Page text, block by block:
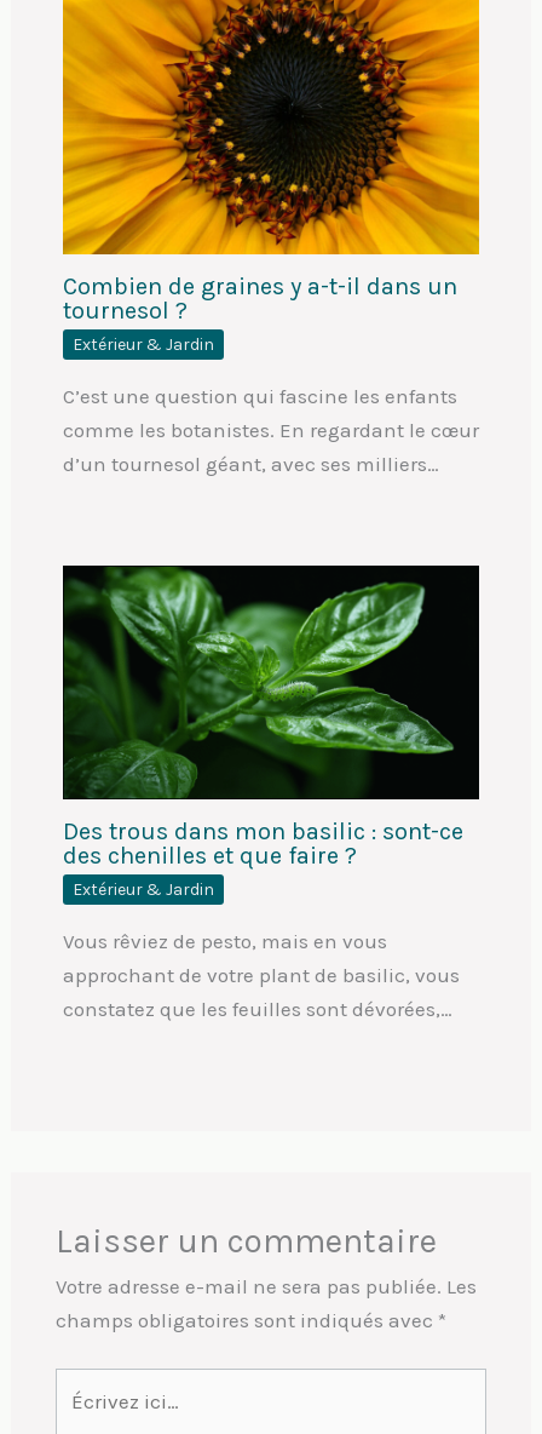
Combien de graines y a-t-il dans un
tournesol ?
Extérieur & Jardin
C’est une question qui fascine les enfants
comme les botanistes. En regardant le cœur
d’un tournesol géant, avec ses milliers…
Des trous dans mon basilic : sont-ce
des chenilles et que faire ?
Extérieur & Jardin
Vous rêviez de pesto, mais en vous
approchant de votre plant de basilic, vous
constatez que les feuilles sont dévorées,…
Laisser un commentaire
Votre adresse e-mail ne sera pas publiée. Les
champs obligatoires sont indiqués avec *